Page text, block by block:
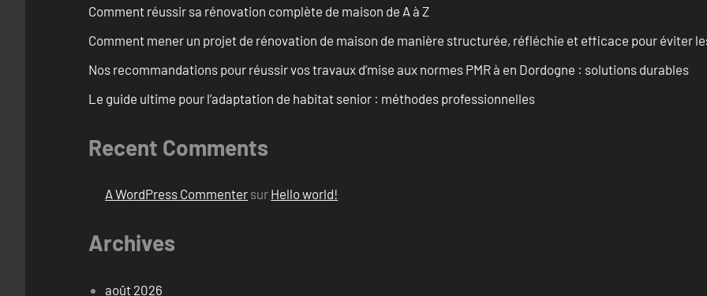
Comment réussir sa rénovation complète de maison de A à Z
Comment mener un projet de rénovation de maison de manière structurée, réfléchie et efficace pour éviter
Nos recommandations pour réussir vos travaux d’mise aux normes PMR à en Dordogne : solutions durables
Le guide ultime pour l’adaptation de habitat senior : méthodes professionnelles
Recent Comments
A WordPress Commenter sur Hello world!
Archives
août 2026